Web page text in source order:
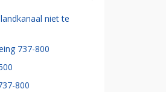
niet te
737-800
800